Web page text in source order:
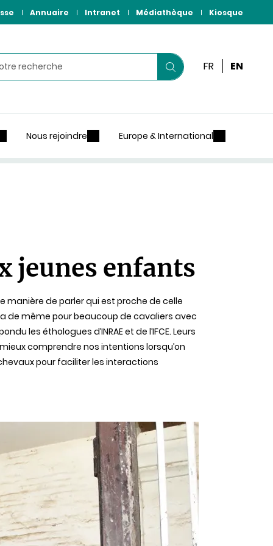
Annuaire Intranet Médiathèque Kiosque
Lancer
FR EN
Nous rejoindre Europe & International
jeunes enfants
manière de parler qui est proche de celle
de même pour beaucoup de cavaliers avec
les éthologues d’INRAE et de l’IFCE. Leurs
comprendre nos intentions lorsqu’on
pour faciliter les interactions